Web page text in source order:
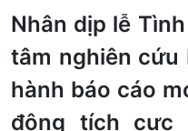
Nhân dịp lễ
tâm nghiên cứu
hành báo cáo
động tích cực